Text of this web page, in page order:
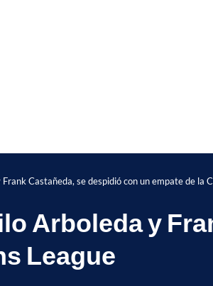
Castañeda, se despidió con un empate de la
Arboleda y
League